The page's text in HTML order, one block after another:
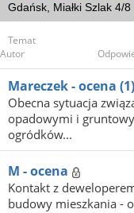
Gdańsk, Miałki Szlak 4/8
Temat
Autor
Mareczek - ocena (1)
Obecna sytuacja
opadowymi i
ogródków...
M - ocena
Kontakt z
budowy mieszkania -